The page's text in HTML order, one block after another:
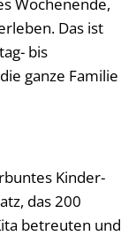
Das ist
bis
ganze Familie
Kinder-
das 200
betreuten und